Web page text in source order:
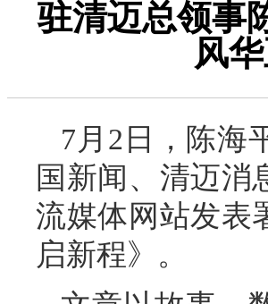
驻清迈总领事
风
7月2日，陈海
国新闻、清迈消
流媒体网站发表
启新程》。